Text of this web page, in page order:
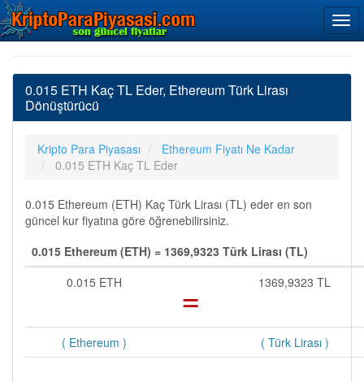
0.015 ETH Kaç TL Eder, Ethereum Türk Lirası
Dönüştürücü
Kripto Para Piyasası
Ethereum Fiyatı Ne Kadar
0.015 ETH Kaç TL Eder
0.015 Ethereum (ETH) Kaç Türk Lirası (TL) eder en son
güncel kur fiyatına göre öğrenebilirsiniz.
0.015 Ethereum (ETH) = 1369,9323 Türk Lirası (TL)
0.015 ETH
= 1369,9323 TL
( Ethereum ) ( Türk Lirası )